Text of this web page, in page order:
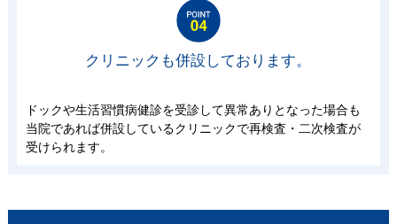
クリニックも併設しております。
ドックや生活習慣病健診を受診して異常ありとなった場合も
当院であれば併設しているクリニックで再検査・二次検査が
受けられます。